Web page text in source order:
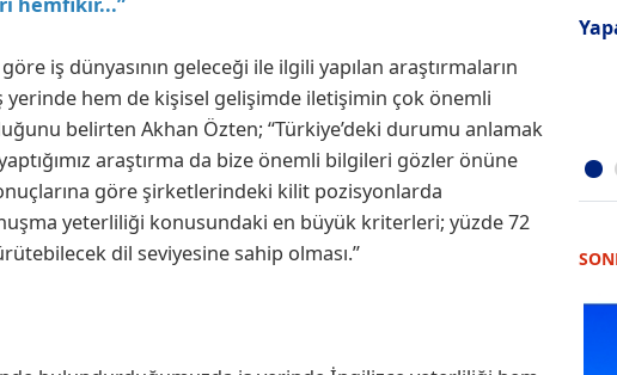
iş dünyasının geleceği ile ilgili yapılan araştırmaların
yerinde hem de kişisel gelişimde iletişimin çok önemli
belirten Akhan Özten; “Türkiye’deki durumu anlamak
araştırma da bize önemli bilgileri gözler önüne
göre şirketlerindeki kilit pozisyonlarda
yeterliliği konusundaki en büyük kriterleri; yüzde 72
dil seviyesine sahip olması.”